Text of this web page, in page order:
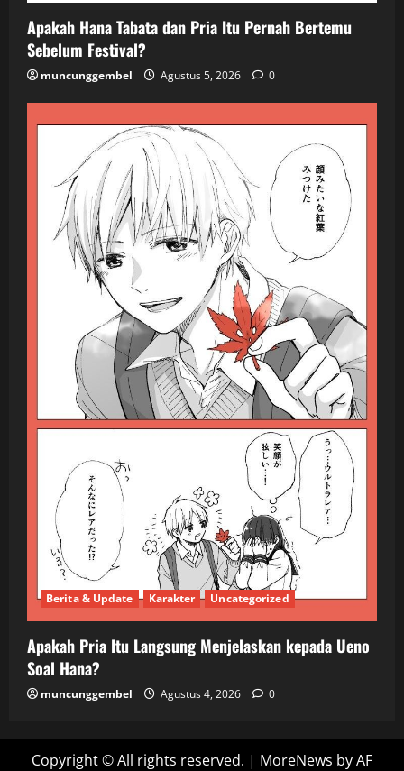
Apakah Hana Tabata dan Pria Itu Pernah Bertemu
Sebelum Festival?
muncunggembel Agustus 5, 2026 0
Berita & Update Karakter Uncategorized
Apakah Pria Itu Langsung Menjelaskan kepada Ueno
Soal Hana?
muncunggembel Agustus 4, 2026 0
Copyright © All rights reserved. | MoreNews by AF